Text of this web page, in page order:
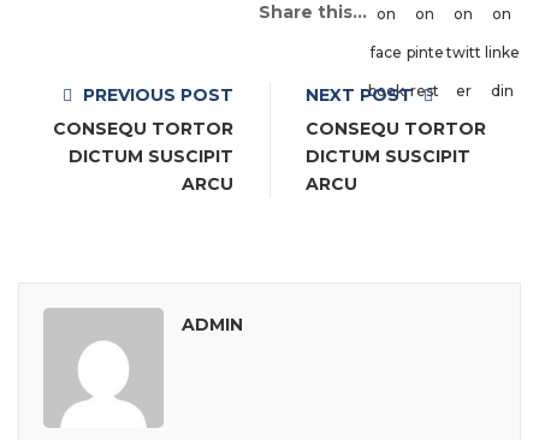
Share this...
PREVIOUS POST
CONSEQU TORTOR
DICTUM SUSCIPIT
ARCU
NEXT POST
CONSEQU TORTOR
DICTUM SUSCIPIT
ARCU
ADMIN